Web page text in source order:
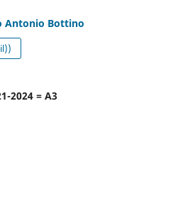
Antonio Bottino
2024 = A3